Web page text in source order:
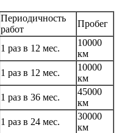
Периодичность
работ
Пробег
1 раз в 12 мес.
10000
км
1 раз в 12 мес.
10000
км
1 раз в 36 мес.
45000
км
1 раз в 24 мес.
30000
км